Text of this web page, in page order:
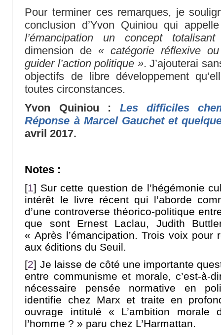
Pour terminer ces remarques, je
conclusion d’Yvon Quiniou qui
l’émancipation un concept
dimension de « catégorie réflexive
guider l’action politique ». J’ajouterai
objectifs de libre développement
toutes circonstances.
Yvon Quiniou : Les difficiles
Réponse à Marcel Gauchet et
avril 2017.
Notes :
[1] Sur cette question de l’hégémonie
intérêt le livre récent qui l’aborde
d’une controverse théorico-politique
que sont Ernest Laclau, Judith
« Après l’émancipation. Trois voix pour
aux éditions du Seuil.
[2] Je laisse de côté une importante
entre communisme et morale, c’est-à-
nécessaire pensée normative en
identifie chez Marx et traite en
ouvrage intitulé « L’ambition
l’homme ? » paru chez L’Harmattan.